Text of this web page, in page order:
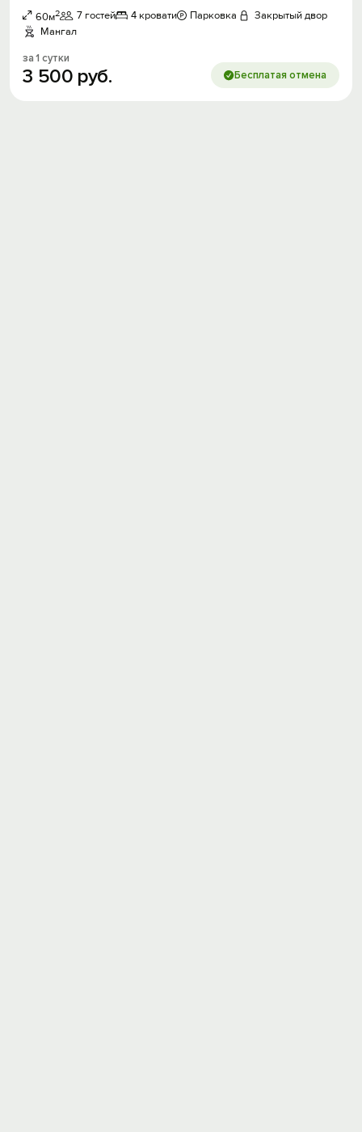
60м2 7 гостей 4 кровати Парковка
Закрытый двор
Мангал
за 1 сутки
3 500 руб. Бесплатая отмена